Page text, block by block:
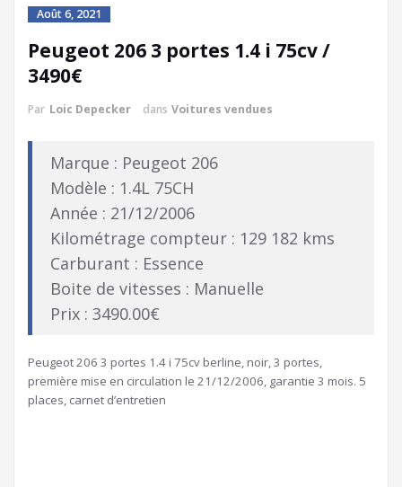
Août 6, 2021
Peugeot 206 3 portes 1.4 i 75cv /
3490€
Par Loic Depecker dans Voitures vendues
Marque : Peugeot 206
Modèle : 1.4L 75CH
Année : 21/12/2006
Kilométrage compteur : 129 182 kms
Carburant : Essence
Boite de vitesses : Manuelle
Prix : 3490.00€
Peugeot 206 3 portes 1.4 i 75cv berline, noir, 3 portes,
première mise en circulation le 21/12/2006, garantie 3 mois. 5
places, carnet d’entretien